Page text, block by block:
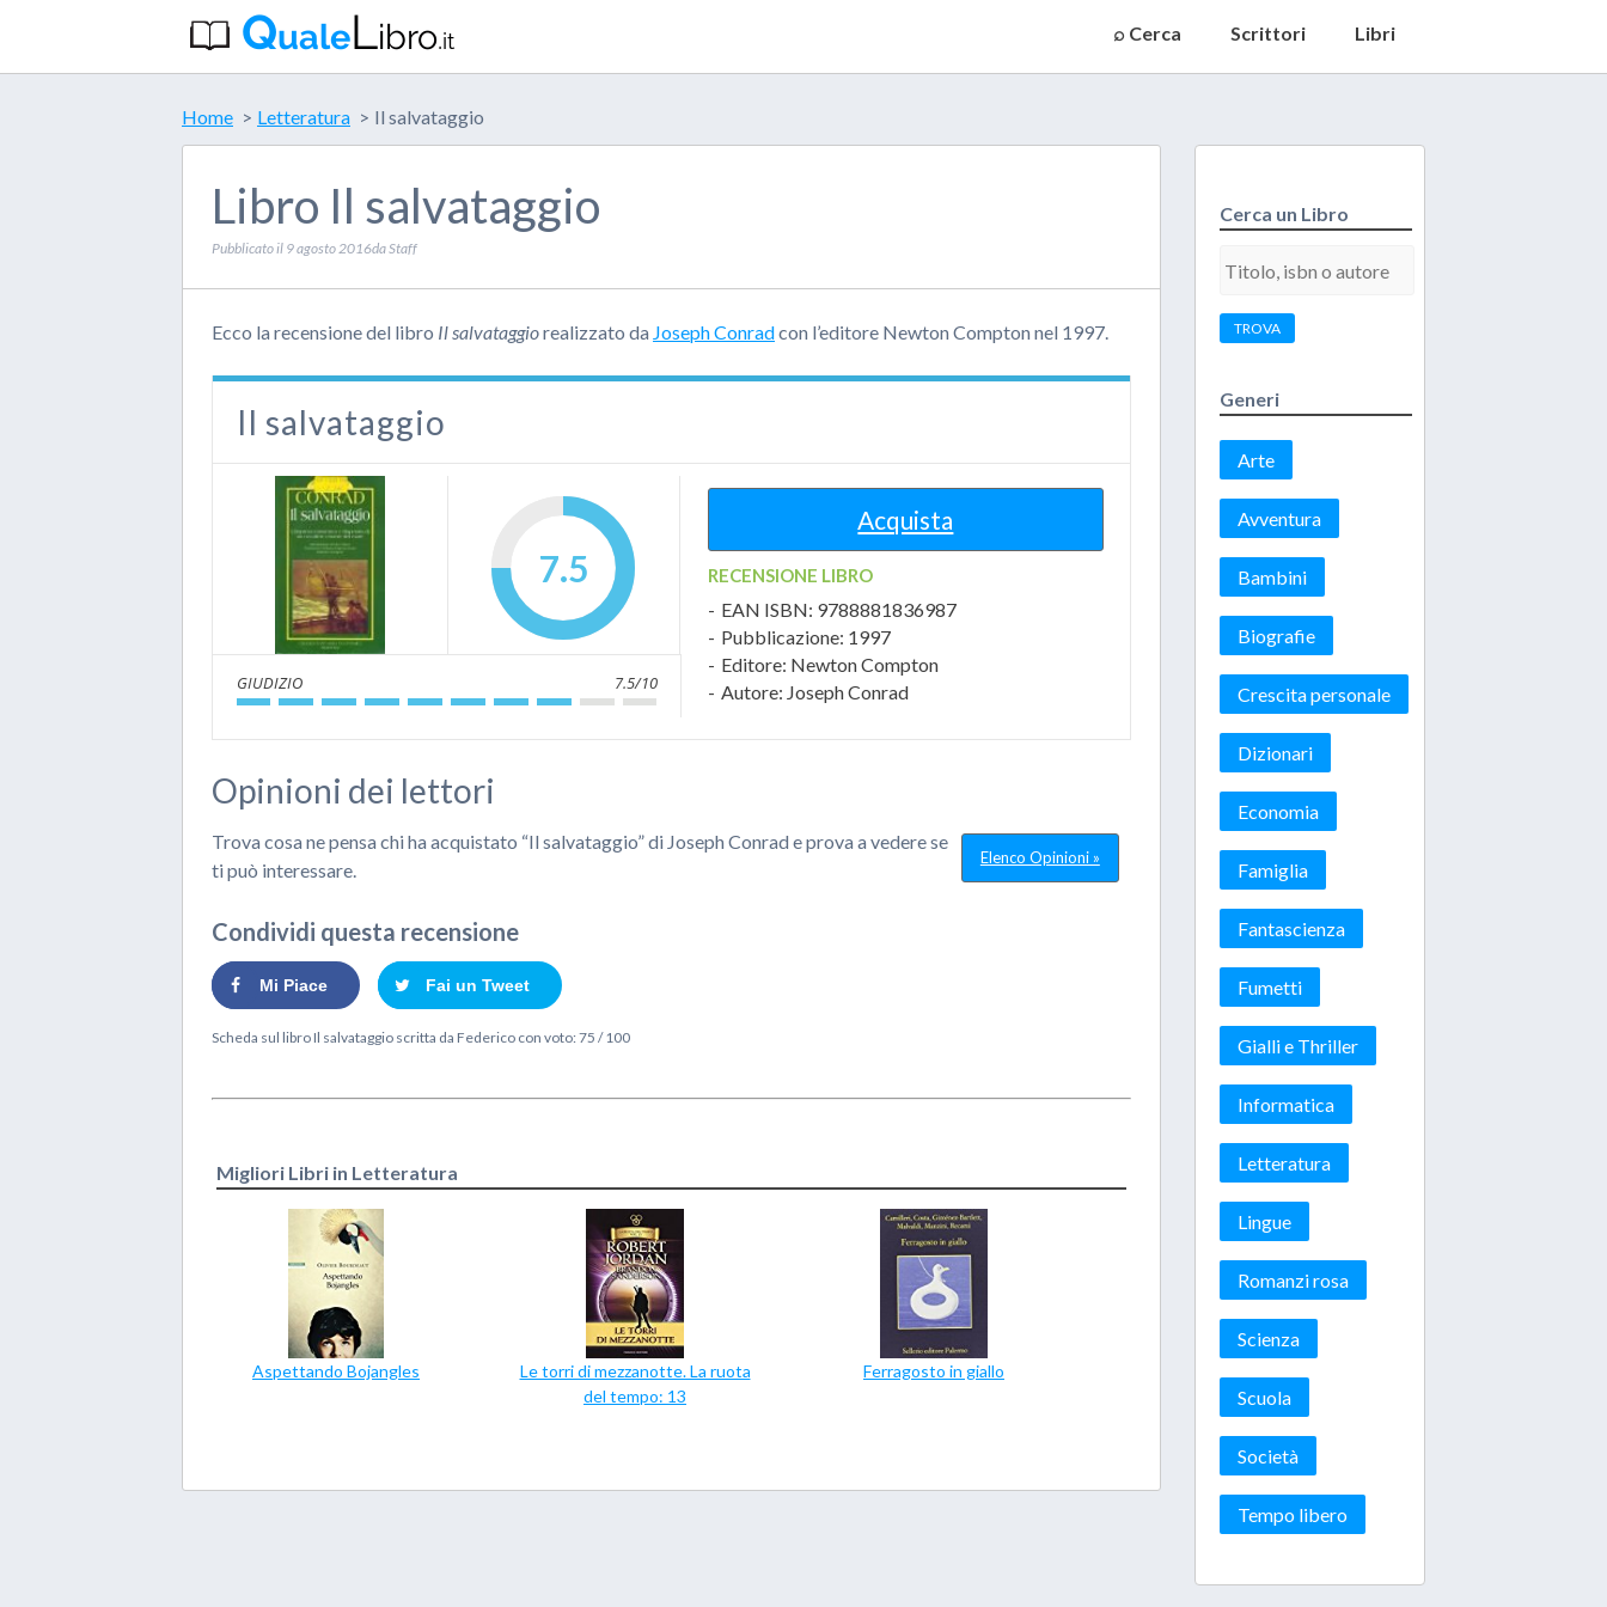
⌕ Cerca Scrittori Libri
Home Letteratura Il salvataggio
Libro Il salvataggio
Pubblicato il 9 agosto 2016daStaff
Ecco la recensione del libro Il salvataggiorealizzato da Joseph Conradcon l’editore Newton Compton nel 1997.
Il salvataggio
7.5
GIUDIZIO 7.5/10
Acquista
RECENSIONE LIBRO
EAN ISBN: 9788881836987
Pubblicazione: 1997
Editore: Newton Compton
Autore: Joseph Conrad
Opinioni dei lettori
Elenco Opinioni »
Trova cosa ne pensa chi ha acquistato “Il salvataggio” di Joseph Conrad e prova a vedere se
ti può interessare.
Condividi questa recensione
Mi Piace Fai un Tweet
Scheda sul libro Il salvataggio scritta da Federico con voto:75 /100
Migliori Libri in Letteratura
Aspettando Bojangles
Le torri di mezzanotte. La ruota
del tempo: 13
Ferragosto in giallo
Cerca un Libro
TROVA
Generi
Arte
Avventura
Bambini
Biografie
Crescita personale
Dizionari
Economia
Famiglia
Fantascienza
Fumetti
Gialli e Thriller
Informatica
Letteratura
Lingue
Romanzi rosa
Scienza
Scuola
Società
Tempo libero